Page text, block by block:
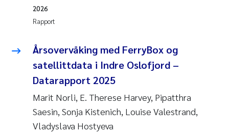
Rapport
2026
Årsovervåking med FerryBox og
satellittdata i Indre Oslofjord –
Datarapport 2025
Marit Norli, E. Therese Harvey, Pipatthra
Saesin, Sonja Kistenich, Louise Valestrand,
Vladyslava Hostyeva